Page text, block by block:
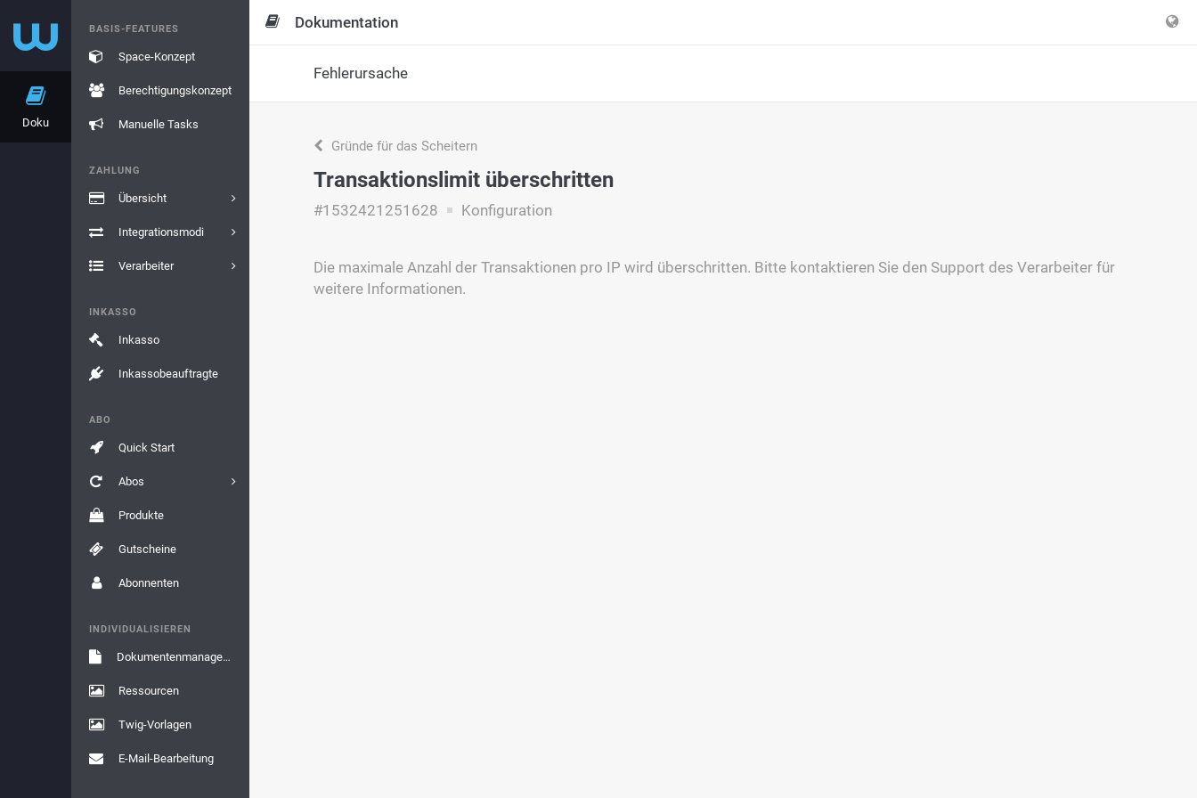
Doku
BASIS-FEATURES
Space-Konzept
Berechtigungskonzept
Manuelle Tasks
ZAHLUNG
Übersicht
Integrationsmodi
Verarbeiter
INKASSO
Inkasso
Inkassobeauftragte
ABO
Quick Start
Abos
Produkte
Gutscheine
Abonnenten
INDIVIDUALISIEREN
Dokumentenmanagement
Ressourcen
Twig-Vorlagen
E-Mail-Bearbeitung
Dokumentation
Fehlerursache
Gründe für das Scheitern
Transaktionslimit überschritten
#1532421251628 Konfiguration
Die maximale Anzahl der Transaktionen pro IP wird überschritten. Bitte kontaktieren Sie den Support des Verarbeiter für
weitere Informationen.